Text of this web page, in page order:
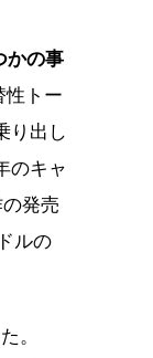
かの事
性トー
り出し
のキャ
発売
ルの
。